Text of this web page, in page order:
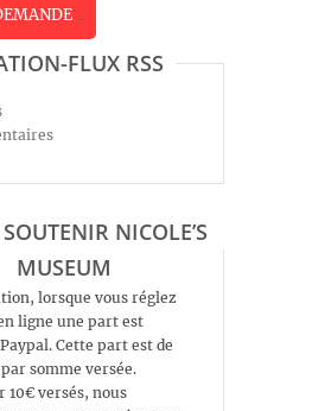
FLUX RSS
SOUTENIR NICOLE’S
MUSEUM
lorsque vous réglez
ligne une part est
Cette part est de
somme versée.
10€ versés, nous